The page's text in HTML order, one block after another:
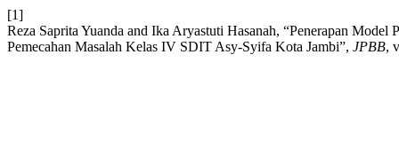
[1]
Reza Saprita Yuanda and Ika Aryastuti Hasanah, “Penerapan
Pemecahan Masalah Kelas IV SDIT Asy-Syifa Kota Jambi”, JPBB,